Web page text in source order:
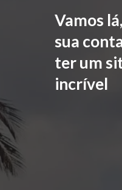
Vamos
sua
ter um
incrível